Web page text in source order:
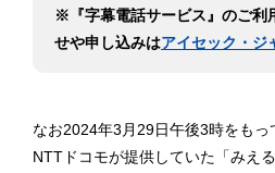
※『字幕電話サービス』のご利
せや申し込みはアイセック・ジ
なお2024年3月29日午後3時をも
NTTドコモが提供していた「みえ